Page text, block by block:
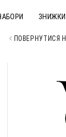
ЗНИЖКИ
ПОВЕРНУТИСЯ